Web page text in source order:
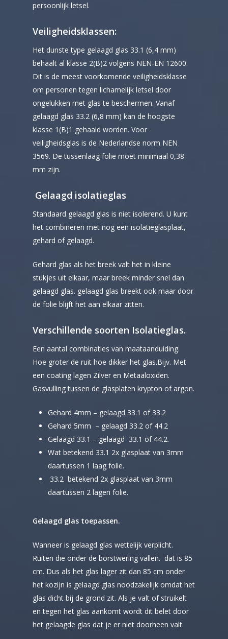
persoonlijk letsel.
Veiligheidsklassen:
Het dunste type gelaagd glas 33.1 (6,4 mm)
behaalt al klasse 2(B)2 volgens NEN-EN 12600.
Dit is de meest voorkomende veiligheidsklasse
om personen tegen lichamelijk letsel door
ongelukken met glas te beschermen. Vanaf
gelaagd glas 33.2 (6,8 mm) kan de hoogste
klasse 1(B)1 gehaald worden. Voor
veiligheidsglas is de Nederlandse norm NEN
3569. De tussenlaag folie moet minimaal 0,38
mm zijn.
Gelaagd isolatieglas
Standaard gelaagd glas is niet isolerend. U kunt
het combineren met nog een isolatieglasplaat,
gehard of gelaagd.
Gehard glas als het breek valt het in kleine
stukjes uit elkaar, maar breek minder snel dan
gelaagd glas. gelaagd glas breekt ook maar door
de folie blijft het aan elkaar zitten.
Verschillende soorten Isolatieglas.
Een aantal combinaties van maataanduiding.
Hoe groter de ruit hoe dikker het glas.Bijv. Met
een coating lagen Zilver en Metaaloxiden.
Gasvulling tussen de glasplaten krypton of argon.
Gehard 4mm – gelaagd 33.1 of 33.2
Gehard 5mm – gelaagd 33.2 of 44.2
Gelaagd 33.1 – gelaagd 33.1 of 44.2.
Wat betekend 33.1 2x glasplaat van 3mm
daartussen 1 laag folie.
33.2 betekend 2x glasplaat van 3mm
daartussen 2 lagen folie.
Gelaagd glas toepassen.
Wanneer is gelaagd glas wettelijk verplicht.
Ruiten die onder de borstwering vallen. dat is 85
cm. Dus als het glas lager zit dan 85 cm onder
het kozijn is gelaagd glas noodzakelijk omdat het
glas dicht bij de grond zit. Als je valt of struikelt
en tegen het glas aankomt wordt dit belet door
het gelaagde glas dat je er niet doorheen valt.
Home
Gehard glas
Enkelglas
Glas in lood
Projecten
Algemene